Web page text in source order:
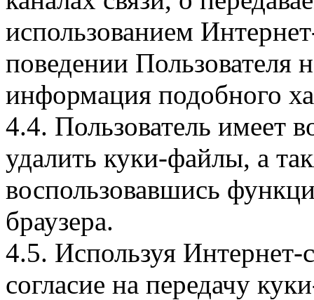
использованием
поведении Пользователя
информация подобного
4.4. Пользователь имеет
удалить куки-файлы, а
воспользовавшись
браузера.
4.5. Используя Интернет-
согласие на передачу